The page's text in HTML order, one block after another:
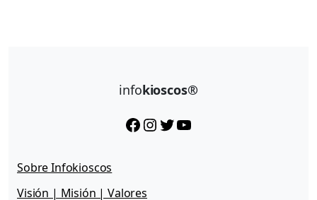
infokioscos®
Facebook InstagramTwitter YouTube
Sobre Infokioscos
Visión | Misión | Valores